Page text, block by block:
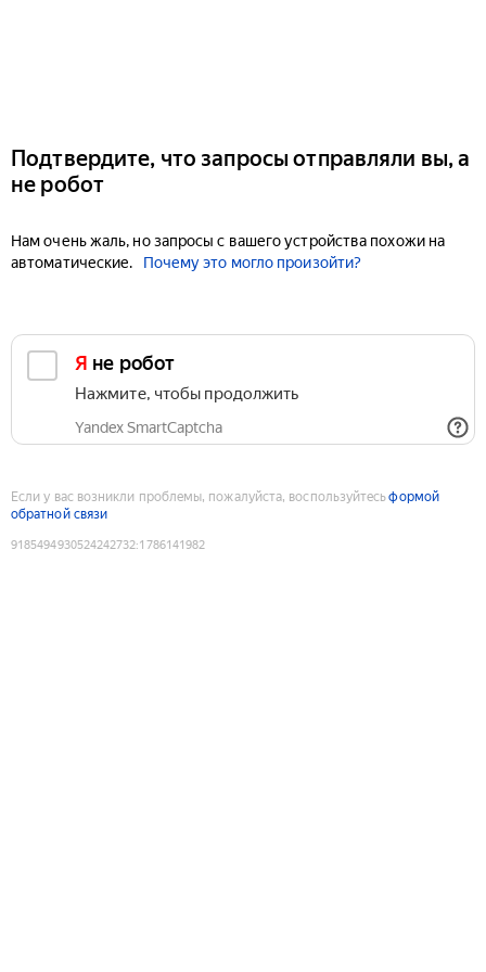
Подтвердите, что запросы отправляли вы, а
не робот
Нам очень жаль, но запросы с вашего устройства похожи на
автоматические.
Почему это могло произойти?
Я не робот
Нажмите, чтобы продолжить
Yandex SmartCaptcha
Если у вас возникли проблемы, пожалуйста, воспользуйтесьформой
обратной связи
9185494930524242732:1786141982